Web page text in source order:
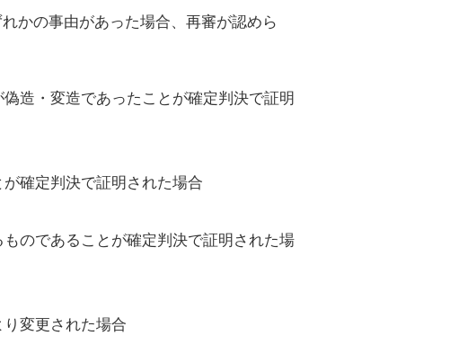
かの事由があった場合、再審が認めら
造・変造であったことが確定判決で証明
確定判決で証明された場合
のであることが確定判決で証明された場
変更された場合